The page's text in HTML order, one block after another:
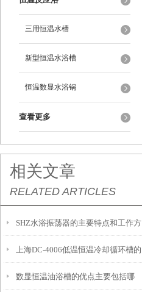
三用恒温水槽
新型恒温水浴槽
恒温数显水浴锅
查看更多
相关文章
RELATED ARTICLES
SHZ水浴振荡器的主要特点和工作方
式是怎样的
上海DC-4006低温恒温冷却循环槽的
具体使用说明
数显恒温油浴槽的优点主要包括哪